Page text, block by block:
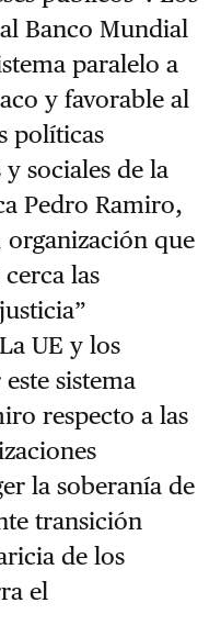
Banco Mundial
paralelo a
y favorable al
políticas
sociales de la
Pedro Ramiro,
que
las
UE y los
sistema
respecto a las
la soberanía de
transición
de los
el